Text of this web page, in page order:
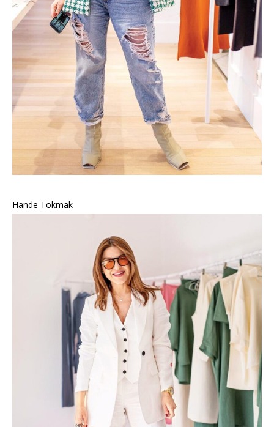
Hande Tokmak